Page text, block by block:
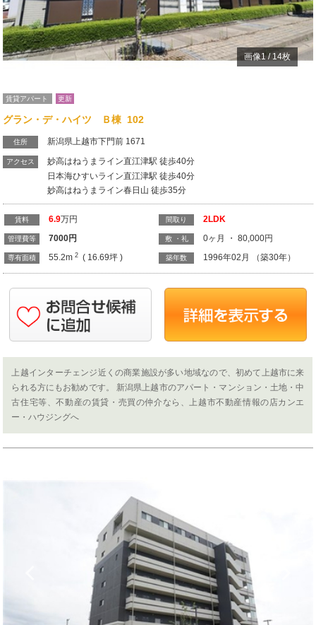
画像1/14枚
賃貸アパート 更新
グラン・デ・ハイツ Ｂ棟 102
住所 新潟県上越市下門前 1671
アクセス
妙高はねうまライン直江津駅 徒歩40分
日本海ひすいライン直江津駅 徒歩40分
妙高はねうまライン春日山 徒歩35分
賃料 6.9万円
管理費等 7000円
専有面積 55.2m 2( 16.69坪 )
間取り 2LDK
敷 ・礼 0ヶ月 ・ 80,000円
築年数 1996年02月 （築30年）
上越インターチェンジ近くの商業施設が多い地域なので、初めて上越市に来
られる方にもお勧めです。 新潟県上越市のアパート・マンション・土地・中
古住宅等、不動産の賃貸・売買の仲介なら、上越市不動産情報の店カンエ
ー・ハウジングへ
Previous